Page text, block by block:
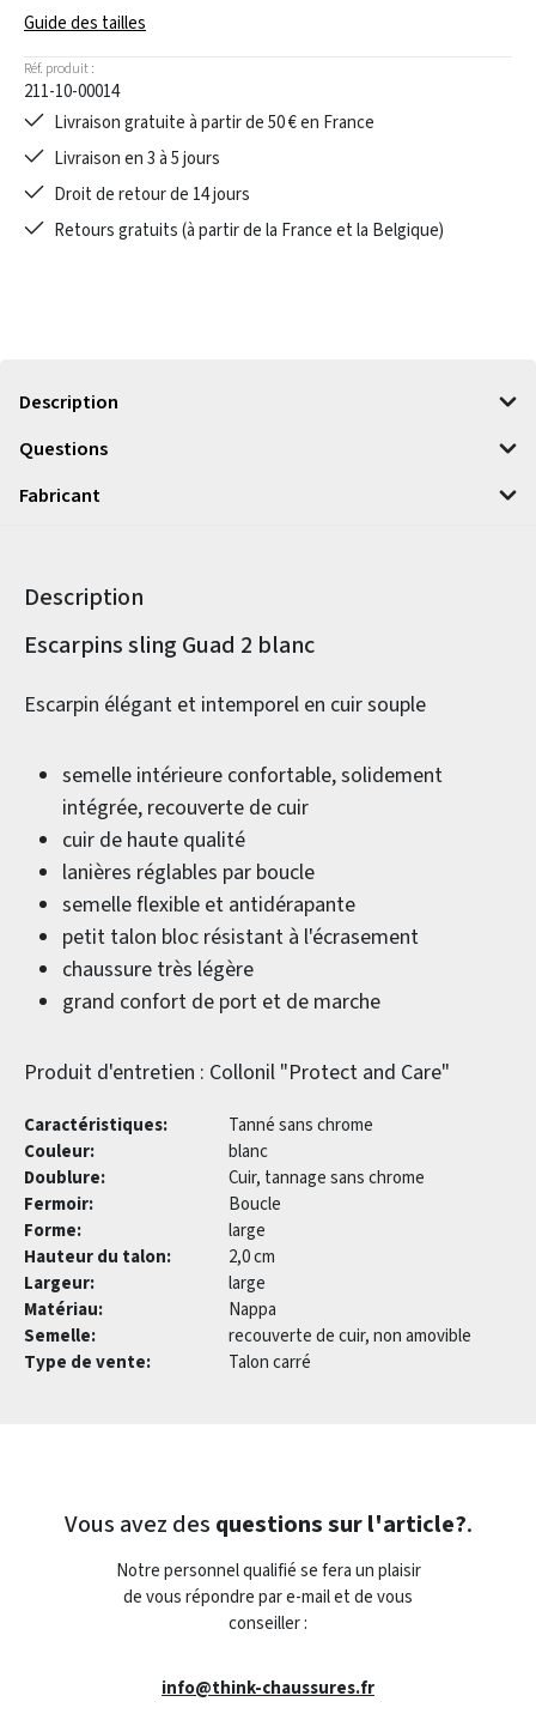
Guide des tailles
Réf. produit :
211-10-00014
Livraison gratuite à partir de 50 € en France
Livraison en 3 à 5 jours
Droit de retour de 14 jours
Retours gratuits (à partir de la France et la Belgique)
Description
Questions
Fabricant
Description
Informations sur le produit
Escarpins sling Guad 2 blanc
Escarpin élégant et intemporel en cuir souple
semelle intérieure confortable, solidement
intégrée, recouverte de cuir
cuir de haute qualité
lanières réglables par boucle
semelle flexible et antidérapante
petit talon bloc résistant à l'écrasement
chaussure très légère
grand confort de port et de marche
Produit d'entretien : Collonil "Protect and Care"
Caractéristiques:
Tanné sans chrome
Couleur:
blanc
Doublure:
Cuir, tannage sans chrome
Fermoir:
Boucle
Forme:
large
Hauteur du talon:
2,0 cm
Largeur:
large
Matériau:
Nappa
Semelle:
recouverte de cuir, non amovible
Type de vente:
Talon carré
Vous avez des questions sur l'article?.
Notre personnel qualifié se fera un plaisir
de vous répondre par e-mail et de vous
conseiller :
info@think-chaussures.fr